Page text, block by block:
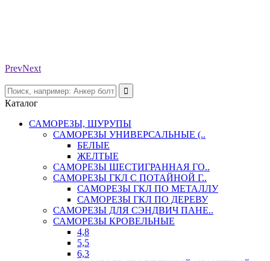
PrevNext
Каталог
САМОРЕЗЫ, ШУРУПЫ
САМОРЕЗЫ УНИВЕРСАЛЬНЫЕ (..
БЕЛЫЕ
ЖЕЛТЫЕ
САМОРЕЗЫ ШЕСТИГРАННАЯ ГО..
САМОРЕЗЫ ГКЛ С ПОТАЙНОЙ Г..
САМОРЕЗЫ ГКЛ ПО МЕТАЛЛУ
САМОРЕЗЫ ГКЛ ПО ДЕРЕВУ
САМОРЕЗЫ ДЛЯ СЭНДВИЧ ПАНЕ..
САМОРЕЗЫ КРОВЕЛЬНЫЕ
4,8
5,5
6,3